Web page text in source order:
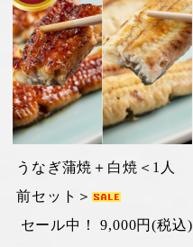
うなぎ蒲焼＋白焼＜1人
前セット＞
セール中！ 9,000円(税込)